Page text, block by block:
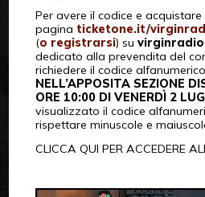
Per avere il codice e
pagina ticketone.it/
(o registrarsi) su
dedicato alla prevendita del
richiedere il codice
NELL’APPOSITA SEZIONE
ORE 10:00 DI VENERDÌ 2
visualizzato il codice
rispettare minuscole e
CLICCA QUI PER ACCEDERE